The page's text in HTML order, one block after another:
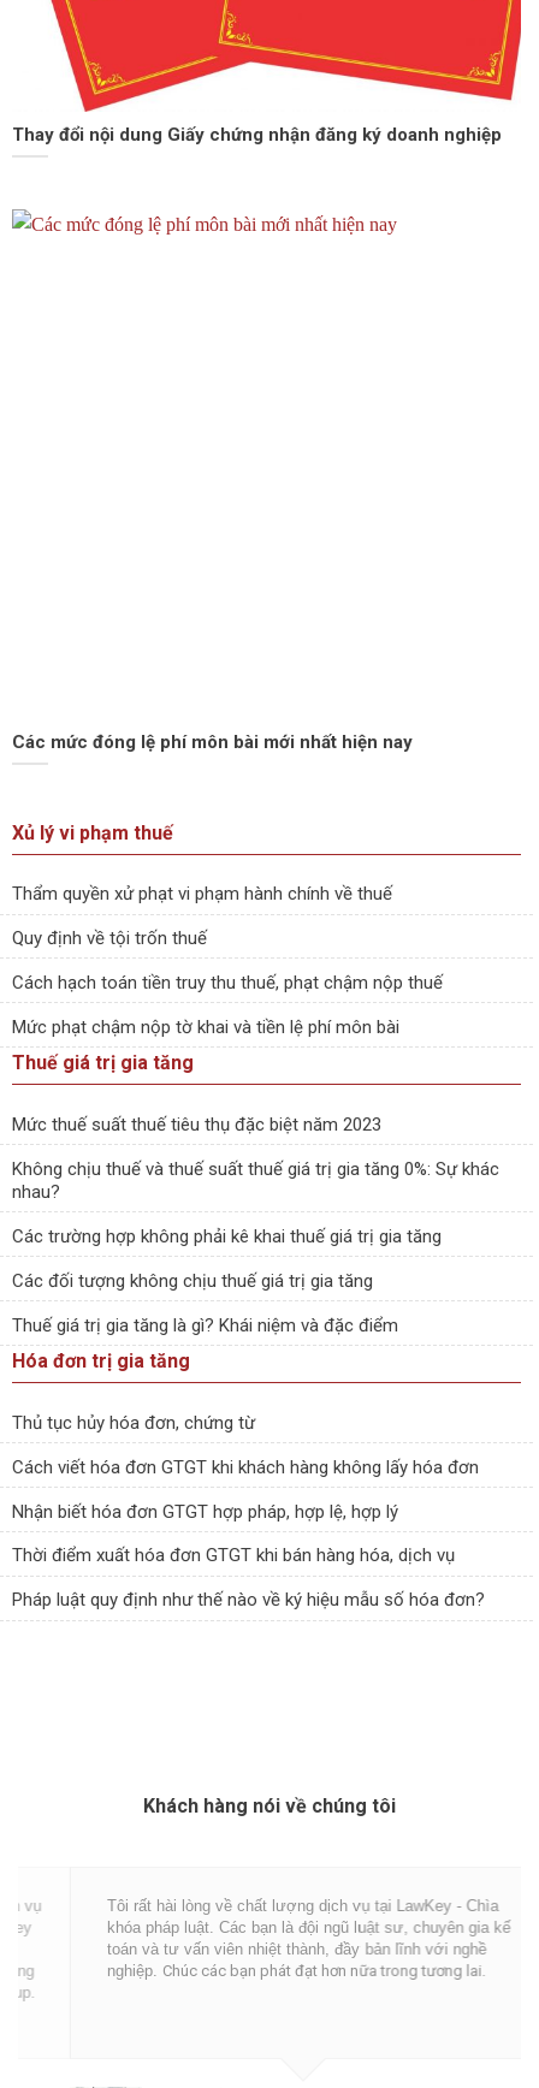
Thay đổi nội dung Giấy chứng nhận đăng ký doanh nghiệp
Các mức đóng lệ phí môn bài mới nhất hiện nay
Xủ lý vi phạm thuế
Thẩm quyền xử phạt vi phạm hành chính về thuế
Quy định về tội trốn thuế
Cách hạch toán tiền truy thu thuế, phạt chậm nộp thuế
Mức phạt chậm nộp tờ khai và tiền lệ phí môn bài
Thuế giá trị gia tăng
Mức thuế suất thuế tiêu thụ đặc biệt năm 2023
Không chịu thuế và thuế suất thuế giá trị gia tăng 0%: Sự khác
nhau?
Các trường hợp không phải kê khai thuế giá trị gia tăng
Các đối tượng không chịu thuế giá trị gia tăng
Thuế giá trị gia tăng là gì? Khái niệm và đặc điểm
Hóa đơn trị gia tăng
Thủ tục hủy hóa đơn, chứng từ
Cách viết hóa đơn GTGT khi khách hàng không lấy hóa đơn
Nhận biết hóa đơn GTGT hợp pháp, hợp lệ, hợp lý
Thời điểm xuất hóa đơn GTGT khi bán hàng hóa, dịch vụ
Pháp luật quy định như thế nào về ký hiệu mẫu số hóa đơn?
Khách hàng nói về chúng tôi
Tôi rất hài lòng về chất lượng dịch vụ tại LawKey - Chìa
khóa pháp luật. Các bạn là đội ngũ luật sư, chuyên gia kế
toán và tư vấn viên nhiệt thành, đầy bản lĩnh với nghề
nghiệp.Chúc các bạn phát đạt hơn nữa trong tương lai.